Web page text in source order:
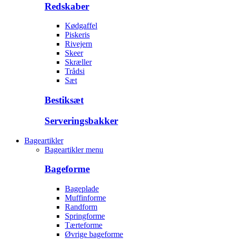
Redskaber
Kødgaffel
Piskeris
Rivejern
Skeer
Skræller
Trådsi
Sæt
Bestiksæt
Serveringsbakker
Bageartikler
Bageartikler menu
Bageforme
Bageplade
Muffinforme
Randform
Springforme
Tærteforme
Øvrige bageforme